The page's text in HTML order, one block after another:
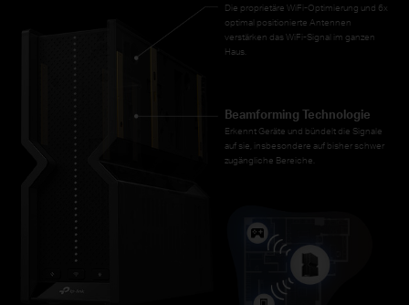
Die proprietäre WiFi-Optimierung und 6x
optimal positionierte Antennen
verstärken das WiFi-Signal im ganzen
Haus.
Beamforming Technologie
Erkennt Geräte und bündelt die Signale
auf sie, insbesondere auf bisher schwer
zugängliche Bereiche.